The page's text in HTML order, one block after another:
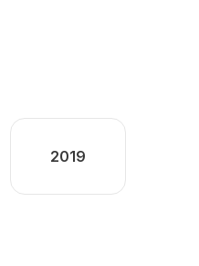
2019